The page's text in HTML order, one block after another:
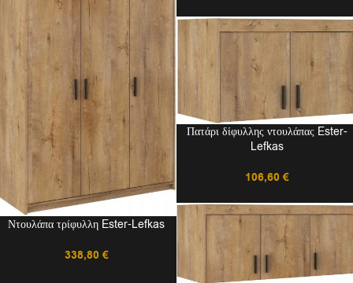
Ντουλάπα τρίφυλλη Ester-Lefkas
338,80 €
Πατάρι δίφυλλης ντουλάπας Ester-
Lefkas
106,60 €